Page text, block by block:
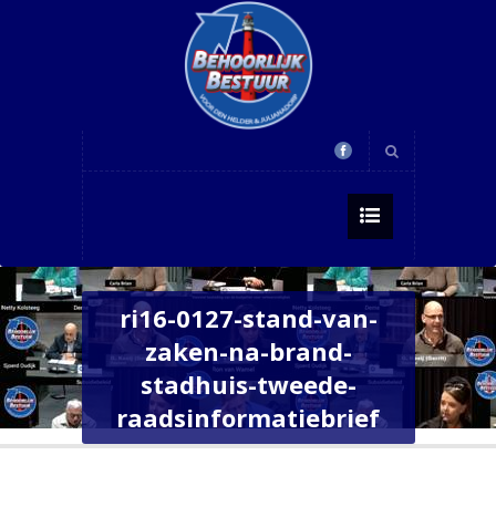
ri16-0127-stand-van-
zaken-na-brand-
stadhuis-tweede-
raadsinformatiebrief